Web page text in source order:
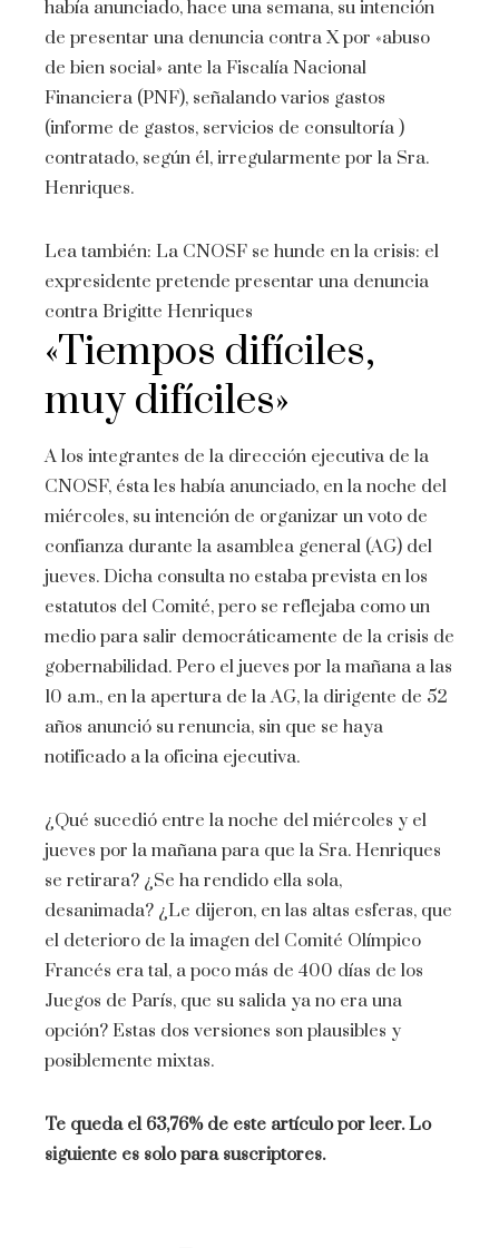
había anunciado, hace una semana, su intención
de presentar una denuncia contra X por «abuso
de bien social» ante la Fiscalía Nacional
Financiera (PNF), señalando varios gastos
(informe de gastos, servicios de consultoría )
contratado, según él, irregularmente por la Sra.
Henriques.
Lea también: La CNOSF se hunde en la crisis: el
expresidente pretende presentar una denuncia
contra Brigitte Henriques
«Tiempos difíciles,
muy difíciles»
A los integrantes de la dirección ejecutiva de la
CNOSF, ésta les había anunciado, en la noche del
miércoles, su intención de organizar un voto de
confianza durante la asamblea general (AG) del
jueves. Dicha consulta no estaba prevista en los
estatutos del Comité, pero se reflejaba como un
medio para salir democráticamente de la crisis de
gobernabilidad. Pero el jueves por la mañana a las
10 a.m., en la apertura de la AG, la dirigente de 52
años anunció su renuncia, sin que se haya
notificado a la oficina ejecutiva.
¿Qué sucedió entre la noche del miércoles y el
jueves por la mañana para que la Sra. Henriques
se retirara? ¿Se ha rendido ella sola,
desanimada? ¿Le dijeron, en las altas esferas, que
el deterioro de la imagen del Comité Olímpico
Francés era tal, a poco más de 400 días de los
Juegos de París, que su salida ya no era una
opción? Estas dos versiones son plausibles y
posiblemente mixtas.
Te queda el 63,76% de este artículo por leer. Lo
siguiente es solo para suscriptores.